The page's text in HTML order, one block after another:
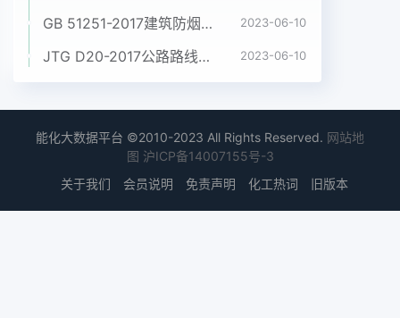
GB 51251-2017建筑防烟排烟系统技术标准 2023-06-10
JTG D20-2017公路路线设计规范 2023-06-10
能化大数据平台 ©2010-2023 All Rights Reserved. 网站地
图 沪ICP备14007155号-3
关于我们
会员说明 免责声明 化工热词 旧版本